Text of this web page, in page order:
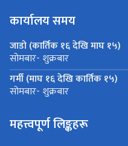
कार्यालय समय
जाडो (कार्तिक १६ देखि माघ १५)
सोमबार- शुक्रबार
गर्मी (माघ १६ देखि कार्तिक १५)
सोमबार- शुक्रबार
महत्त्वपूर्ण लिङ्कहरू